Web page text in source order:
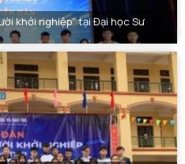
khởi nghiệp” tại Đại học Sư